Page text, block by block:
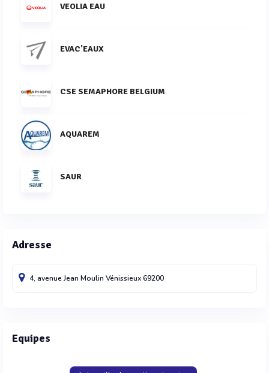
VEOLIA EAU
EVAC'EAUX
CSE SEMAPHORE BELGIUM
AQUAREM
SAUR
Adresse
4, avenue Jean Moulin Vénissieux69200
Equipes